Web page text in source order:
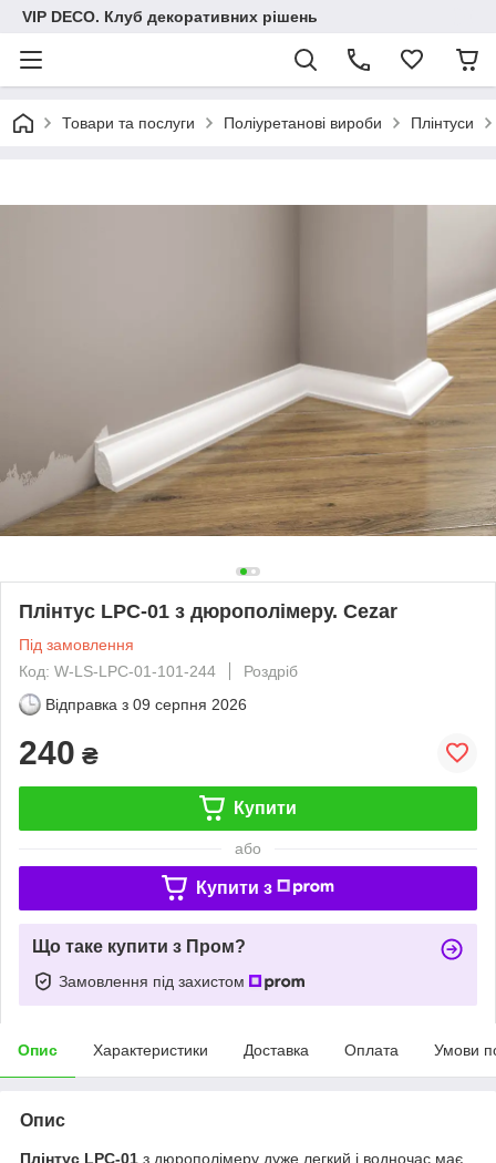
VIP DECO. Клуб декоративних рішень
Товари та послуги Поліуретанові вироби Плінтуси
Плінтус LPC-01 з дюрополімеру. Cezar
Під замовлення
Код: W-LS-LPC-01-101-244
Роздріб
Відправка з 09 серпня 2026
240 ₴
Купити
або
Купити з
Що таке купити з Пром?
Замовлення під захистом
Опис Характеристики Доставка Оплата Умови
Опис
Плінтус LPC-01 з дюрополімеру дуже легкий і водночас має